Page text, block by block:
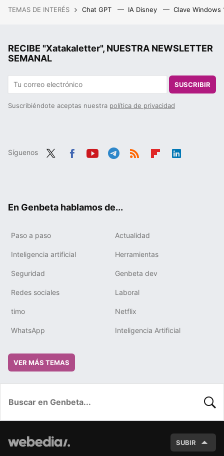
TEMAS DE INTERÉS Chat GPT IA Disney Clave Windows
RECIBE "Xatakaletter", NUESTRA NEWSLETTER
SEMANAL
SUSCRIBIR
Suscribiéndote aceptas nuestra política de privacidad
Síguenos
En Genbeta hablamos de...
Paso a paso Actualidad
Inteligencia artificial Herramientas
Seguridad Genbeta dev
Redes sociales Laboral
timo Netflix
WhatsApp Inteligencia Artificial
VER MÁS TEMAS
SUBIR